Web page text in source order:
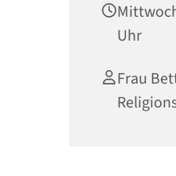
Uhr
Frau